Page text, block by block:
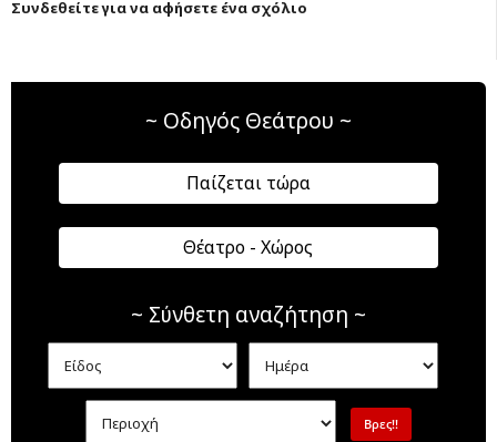
Συνδεθείτε για να αφήσετε ένα σχόλιο
~ Οδηγός Θεάτρου ~
Παίζεται τώρα
Θέατρο - Χώρος
~ Σύνθετη αναζήτηση ~